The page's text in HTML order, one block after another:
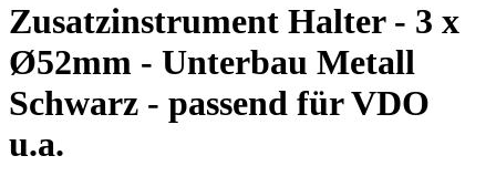
Zusatzinstrument Halter - 3 x
Ø52mm - Unterbau Metall
Schwarz - passend für VDO
u.a.